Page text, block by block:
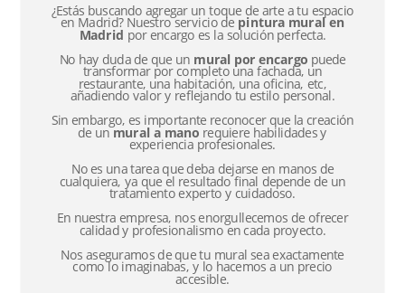
¿Estás buscando agregar un toque de arte a tu espacio
en Madrid? Nuestro servicio de pintura mural en
Madrid por encargo es la solución perfecta.
No hay duda de que un mural por encargo puede
transformar por completo una fachada, un
restaurante, una habitación, una oficina, etc,
añadiendo valor y reflejando tu estilo personal.
Sin embargo, es importante reconocer que la creación
de unmural a mano requiere habilidades y
experiencia profesionales.
No es una tarea que deba dejarse en manos de
cualquiera, ya que el resultado final depende de un
tratamiento experto y cuidadoso.
En nuestra empresa, nos enorgullecemos de ofrecer
calidad y profesionalismo en cada proyecto.
Nos aseguramos de que tu mural sea exactamente
como lo imaginabas, y lo hacemos a un precio
accesible.